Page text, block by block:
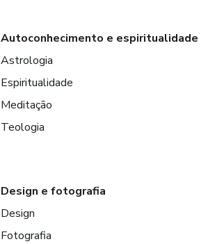
Autoconhecimento e espiritualidade
Astrologia
Espiritualidade
Meditação
Teologia
Design e fotografia
Design
Fotografia